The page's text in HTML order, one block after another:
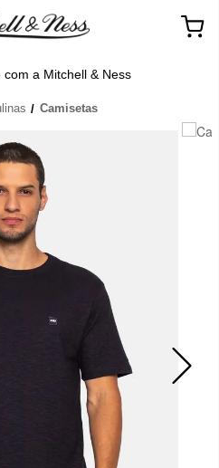
com a Mitchell & Ness
Camisetas